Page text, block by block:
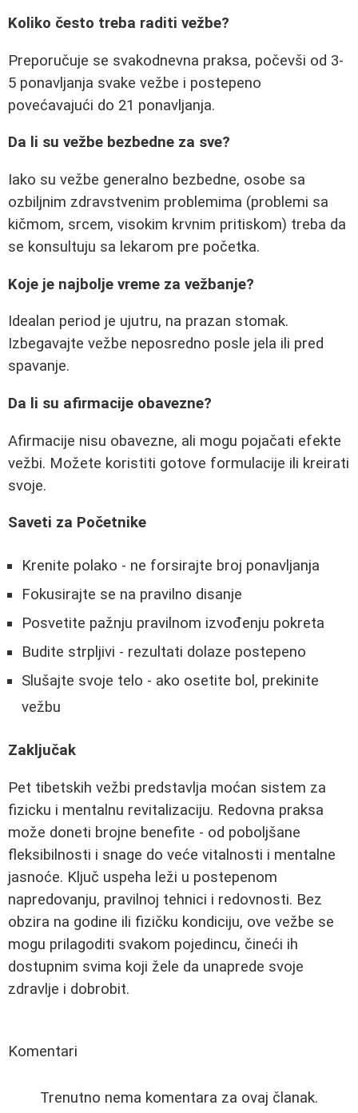
Koliko često treba raditi vežbe?
Preporučuje se svakodnevna praksa, počevši od 3-
5 ponavljanja svake vežbe i postepeno
povećavajući do 21 ponavljanja.
Da li su vežbe bezbedne za sve?
Iako su vežbe generalno bezbedne, osobe sa
ozbiljnim zdravstvenim problemima (problemi sa
kičmom, srcem, visokim krvnim pritiskom) treba da
se konsultuju sa lekarom pre početka.
Koje je najbolje vreme za vežbanje?
Idealan period je ujutru, na prazan stomak.
Izbegavajte vežbe neposredno posle jela ili pred
spavanje.
Da li su afirmacije obavezne?
Afirmacije nisu obavezne, ali mogu pojačati efekte
vežbi. Možete koristiti gotove formulacije ili kreirati
svoje.
Saveti za Početnike
Krenite polako - ne forsirajte broj ponavljanja
Fokusirajte se na pravilno disanje
Posvetite pažnju pravilnom izvođenju pokreta
Budite strpljivi - rezultati dolaze postepeno
Slušajte svoje telo - ako osetite bol, prekinite
vežbu
Zaključak
Pet tibetskih vežbi predstavlja moćan sistem za
fizicku i mentalnu revitalizaciju. Redovna praksa
može doneti brojne benefite - od poboljšane
fleksibilnosti i snage do veće vitalnosti i mentalne
jasnoće. Ključ uspeha leži u postepenom
napredovanju, pravilnoj tehnici i redovnosti. Bez
obzira na godine ili fizičku kondiciju, ove vežbe se
mogu prilagoditi svakom pojedincu, čineći ih
dostupnim svima koji žele da unaprede svoje
zdravlje i dobrobit.
Komentari
Trenutno nema komentara za ovaj članak.